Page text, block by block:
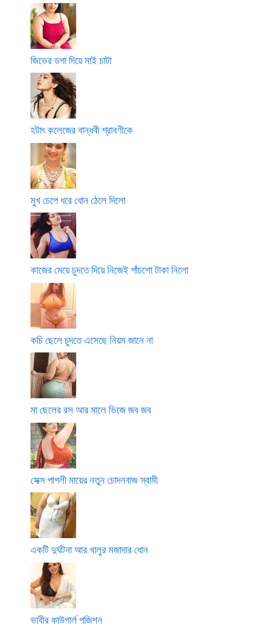
জিভের ডগা দিয়ে মাই চাটা
হটাৎ কলেজের বান্ধবী শ্রাবণীকে
মুখ চেপে ধরে ধোন ঠেলে দিলো
কাজের মেয়ে চুদতে দিয়ে নিজেই পাঁচশো টাকা নিলো
কচি ছেলে চুদতে এসেছে নিয়ম জানে না
মা ছেলের রস আর মালে ভিজে জব জব
সেক্স পাগলী মায়ের নতুন চোদনবাজ স্বামী
একটি দুর্ঘটনা আর খালুর মজাদার ধোন
ভাবীর কাউগার্ল পজিশন